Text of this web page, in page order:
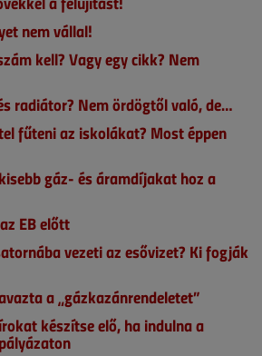
nem vállal!
kell? Vagy egy cikk? Nem
radiátor? Nem ördögtől való, de…
fűteni az iskolákat? Most éppen
gáz- és áramdíjakat hoz a
EB előtt
vezeti az esővizet? Ki fogják
a „gázkazánrendeletet”
készítse elő, ha indulna a